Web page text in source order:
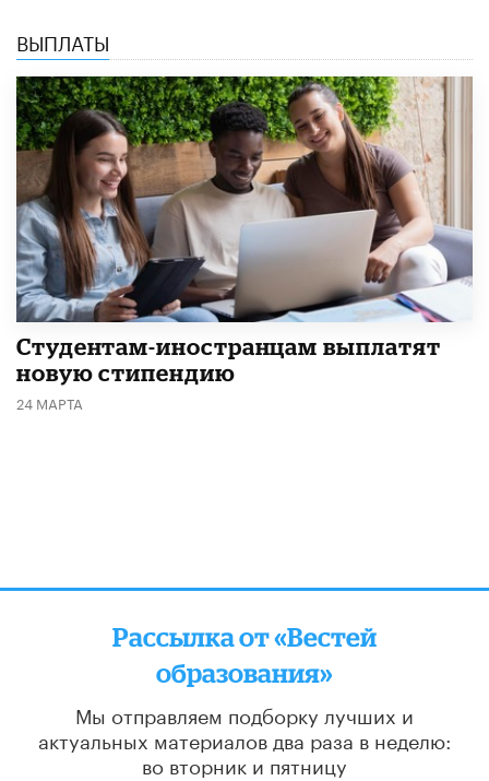
ВЫПЛАТЫ
Студентам-иностранцам выплатят
новую стипендию
24 МАРТА
Рассылка от «Вестей
образования»
Мы отправляем подборку лучших и
актуальных материалов два раза в неделю:
во вторник и пятницу